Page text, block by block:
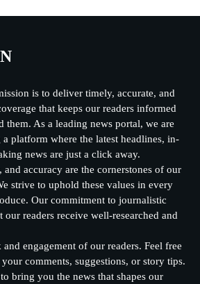
is to deliver timely, accurate, and
that keeps our readers informed
them. As a leading news portal, we are
platform where the latest headlines, in-
news are just a click away.
and accuracy are the cornerstones of our
strive to uphold these values in every
Our commitment to journalistic
our readers receive well-researched and
engagement of our readers. Feel free
comments, suggestions, or story tips.
bring you the news that shapes our